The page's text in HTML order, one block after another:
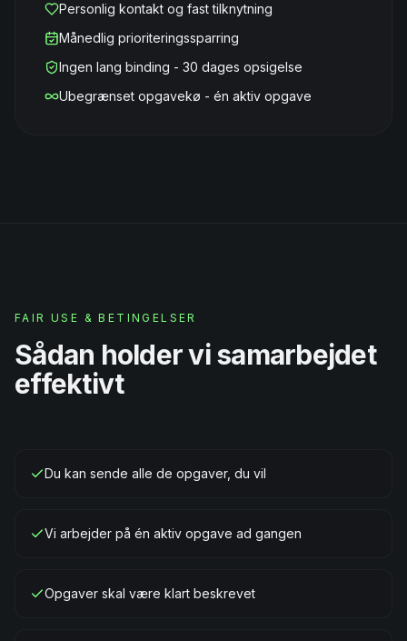
Personlig kontakt og fast tilknytning
Månedlig prioriteringssparring
Ingen lang binding - 30 dages opsigelse
Ubegrænset opgavekø - én aktiv opgave
FAIR USE & BETINGELSER
Sådan holder vi samarbejdet
effektivt
Du kan sende alle de opgaver, du vil
Vi arbejder på én aktiv opgave ad gangen
Opgaver skal være klart beskrevet